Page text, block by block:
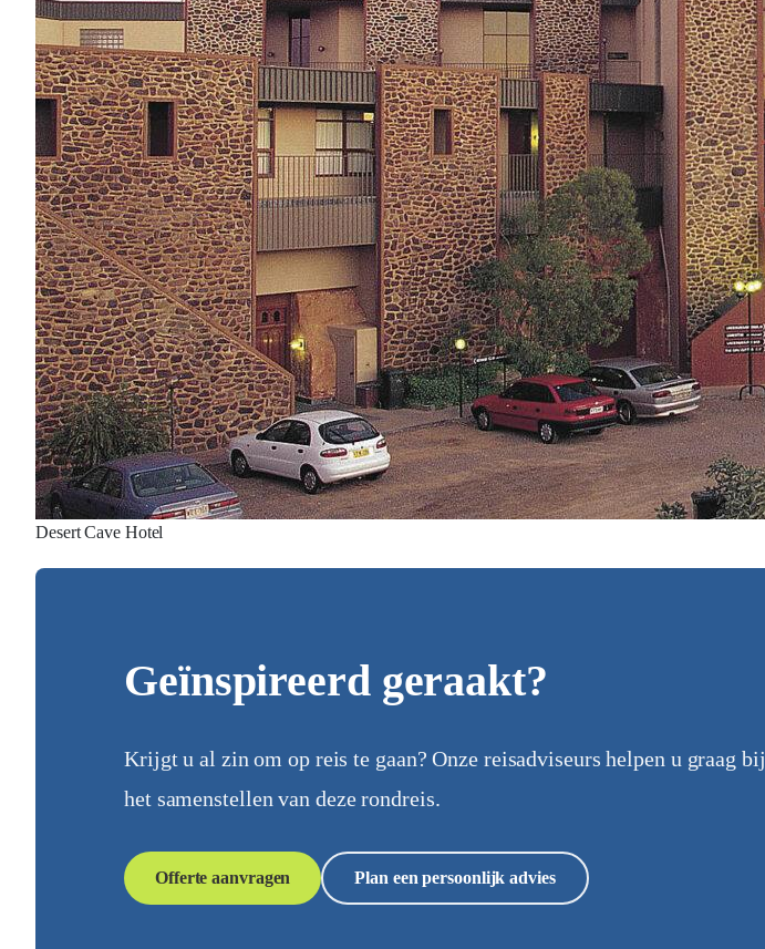
Desert Cave Hotel
Geïnspireerd geraakt?
Krijgt u al zin om op reis te gaan? Onze reisadviseurs helpen u graag bij
het samenstellen van deze rondreis.
Offerte aanvragen Plan een persoonlijk advies